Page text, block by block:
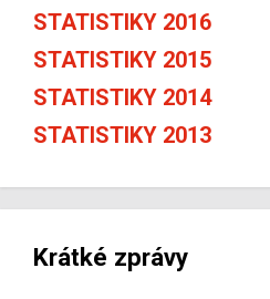
STATISTIKY 2016
STATISTIKY 2015
STATISTIKY 2014
STATISTIKY 2013
Krátké zprávy